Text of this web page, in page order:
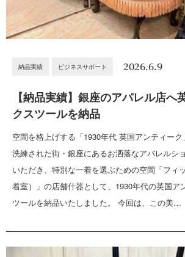
納品実績 ビジネスサポート 2026.6.9
【納品実績】銀座のアパレル店へ
クスツールを納品
空間を格上げする「1930年代 英国アンティー
洗練された街・銀座にあるお洒落なアパレルシ
いただき、特別な一着を選ぶための空間「フィ
着室）」の店舗什器として、1930年代の英国ア
ツールを納品いたしました。 今回は、この美…